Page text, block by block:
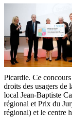
Picardie. Ce
droits des usagers de
local Jean-Baptiste
régional et Prix du
régional) et le centre